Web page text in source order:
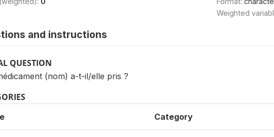
Weighted
and instructions
QUESTION
(nom) a-t-il/elle pris ?
Category